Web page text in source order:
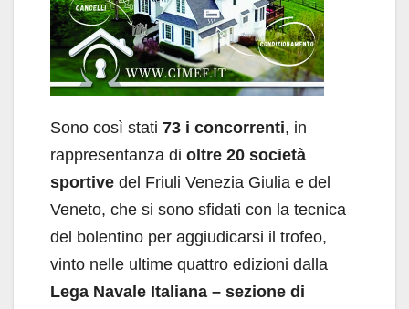
Sono così stati 73 i concorrenti, in
rappresentanza di oltre 20 società
sportive del Friuli Venezia Giulia e del
Veneto, che si sono sfidati con la tecnica
del bolentino per aggiudicarsi il trofeo,
vinto nelle ultime quattro edizioni dalla
Lega Navale Italiana – sezione di